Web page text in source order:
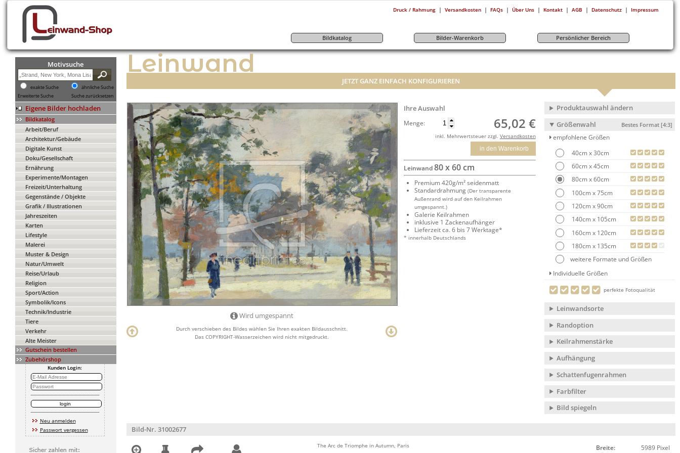
Druck / Rahmung | Versandkosten | FAQs | Über Uns | Kontakt | AGB | Datenschutz | Impressum
Bildkatalog Bilder-Warenkorb Persönlicher Bereich
Motivsuche
exakte Suche
ähnliche Suche
Erweiterte Suche
Suche zurücksetzen
Eigene Bilder hochladen
Bildkatalog
Arbeit/Beruf
Architektur/Gebäude
Digitale Kunst
Doku/Gesellschaft
Ernährung
Experimente/Montagen
Freizeit/Unterhaltung
Gegenstände / Objekte
Grafik / Illustrationen
Jahreszeiten
Karten
Lifestyle
Malerei
Muster & Design
Natur/Umwelt
Reise/Urlaub
Religion
Sport/Action
Symbolik/Icons
Technik/Industrie
Tiere
Verkehr
Alte Meister
Gutschein bestellen
Zubehörshop
Kunden Login:
Neu anmelden
Passwort vergessen
Leinwand
JETZT GANZ EINFACH KONFIGURIEREN
Wird umgespannt
Durch verschieben des Bildes wählen Sie Ihren exakten Bildausschnitt.
Das COPYRIGHT-Wasserzeichen wird nicht mitgedruckt.
Ihre Auswahl
Menge: 65,02 €
inkl. Mehrwertsteuer zzgl. Versandkosten
in den Warenkorb
Leinwand80 x 60 cm
Premium 420g/m² seidenmatt
Standardrahmung (Der transparente
Außenrand wird auf den Keilrahmen
umgespannt.)
Galerie Keilrahmen
inklusive 1 Zackenaufhänger
Lieferzeit ca. 6 bis 7 Werktage*
* innerhalb Deutschlands
Produktauswahl ändern
Größenwahl
Bestes Format [4:3]
empfohlene Größen
40cm x 30cm
60cm x 45cm
80cm x 60cm
100cm x 75cm
120cm x 90cm
140cm x 105cm
160cm x 120cm
180cm x 135cm
weitere Formate und Größen
Individuelle Größen
perfekte Fotoqualität
Leinwandsorte
Randoption
Keilrahmenstärke
Aufhängung
Schattenfugenrahmen
Farbfilter
Bild spiegeln
Bild-Nr. 31002677
The Arc de Triomphe in Autumn, Paris Breite:
5989 Pixel